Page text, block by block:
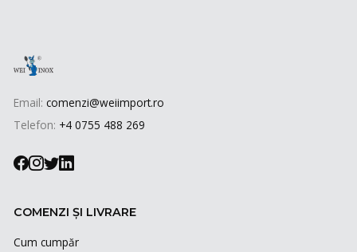
Email: comenzi@weiimport.ro
Telefon: +4 0755 488 269
COMENZI ȘI LIVRARE
Cum cumpăr